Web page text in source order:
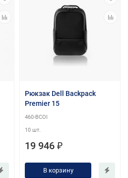
Рюкзак Dell Backpack
Premier 15
460-BCOI
10 шт.
19 946 ₽
В корзину